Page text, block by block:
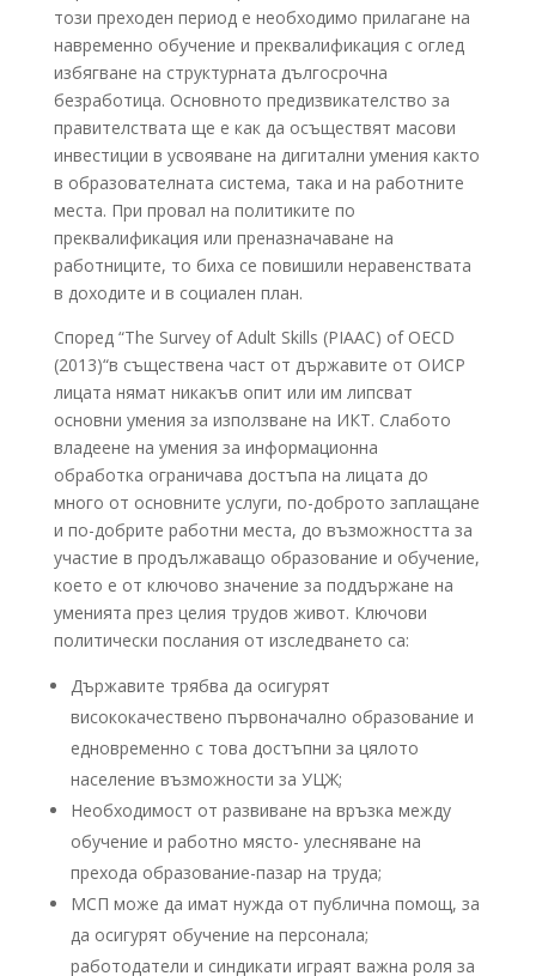
този преходен период е необходимо прилагане на
навременно обучение и преквалификация с оглед
избягване на структурната дългосрочна
безработица. Основното предизвикателство за
правителствата ще е как да осъществят масови
инвестиции в усвояване на дигитални умения както
в образователната система, така и на работните
места. При провал на политиките по
преквалификация или преназначаване на
работниците, то биха се повишили неравенствата
в доходите и в социален план.
Според “The Survey of Adult Skills (PIAAC) of OECD
(2013)“в съществена част от държавите от ОИСР
лицата нямат никакъв опит или им липсват
основни умения за използване на ИКТ. Слабото
владеене на умения за информационна
обработка ограничава достъпа на лицата до
много от основните услуги, по-доброто заплащане
и по-добрите работни места, до възможността за
участие в продължаващо образование и обучение,
което е от ключово значение за поддържане на
уменията през целия трудов живот. Ключови
политически послания от изследването са:
Държавите трябва да осигурят
висококачествено първоначално образование и
едновременно с това достъпни за цялото
население възможности за УЦЖ;
Необходимост от развиване на връзка между
обучение и работно място- улесняване на
прехода образование-пазар на труда;
МСП може да имат нужда от публична помощ, за
да осигурят обучение на персонала;
работодатели и синдикати играят важна роля за